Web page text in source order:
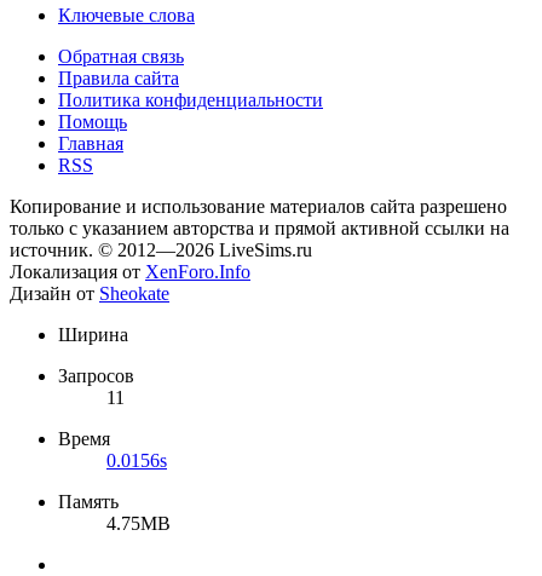
Ключевые слова
Обратная связь
Правила сайта
Политика конфиденциальности
Помощь
Главная
RSS
Копирование и использование материалов сайта разрешено
только с указанием авторства и прямой активной ссылки на
источник. © 2012—2026 LiveSims.ru
Локализация от XenForo.Info
Дизайн от Sheokate
Ширина
Запросов
11
Время
0.0156s
Память
4.75MB